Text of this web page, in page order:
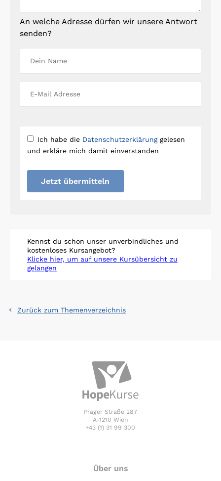
An welche Adresse dürfen wir unsere Antwort
senden?
Ich habe die Datenschutzerklärunggelesen
und erkläre mich damit einverstanden
Jetzt übermitteln
Kennst du schon unser unverbindliches und
kostenloses Kursangebot?
Klicke hier, um auf unsere Kursübersicht zu
gelangen
Zurück zum Themenverzeichnis
Prager Straße 287
A-1210 Wien
+43 (1) 31 99 300
Über uns